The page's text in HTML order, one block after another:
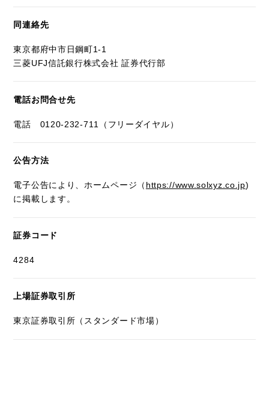
同連絡先
東京都府中市日鋼町1-1
三菱UFJ信託銀行株式会社 証券代行部
電話お問合せ先
電話 0120-232-711（フリーダイヤル）
公告方法
電子公告により、ホームページ（ https://www.solxyz.co.jp)
に掲載します。
証券コード
4284
上場証券取引所
東京証券取引所（スタンダード市場）